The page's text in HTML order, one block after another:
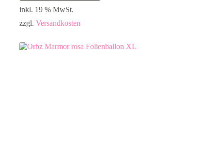
inkl. 19 % MwSt.
zzgl. Versandkosten